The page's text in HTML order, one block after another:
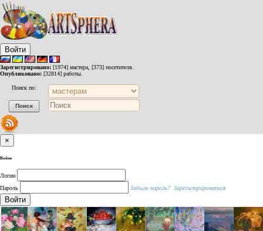
Войти
Зарегистрировано: [1974] мастера, [373] посетителя.
Опубликовано: [32814] работы.
Поиск по:
×
Войти
Логин
Пароль
Забыли пароль? Зарегистрироваться
Войти